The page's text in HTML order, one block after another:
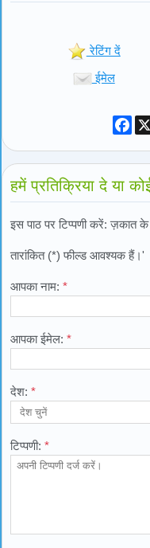
रेटिंग दें
ईमेल
हमें प्रतिक्रिया दे या
इस पाठ पर टिप्पणी करें: ज़कात
तारांकित (*) फील्ड आवश्यक हैं।'
आपका नाम: *
आपका ईमेल: *
देश: *
टिप्पणी: *